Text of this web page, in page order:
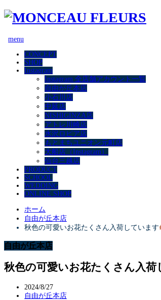
menu
CONCEPT
SHOP
Instagram
Instagram 全店舗アカウント一覧
自由が丘本店
小石川店
中延店
NISHIGINZA店
アトレ川崎店
水沢ロピア店
もとまちユニオン元町店
大船店（Instagram）
仙台三越店
PRODUCT
SCHOOL
WEDDING
ONLINE SHOP
ホーム
自由が丘本店
秋色の可愛いお花たくさん入荷しています
自由が丘本店
秋色の可愛いお花たくさん入荷
2024/8/27
自由が丘本店